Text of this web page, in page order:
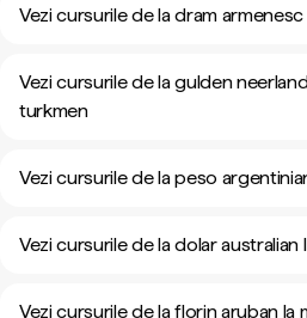
Vezi cursurile de la dram
Vezi cursurile de la gulden
turkmen
Vezi cursurile de la peso
Vezi cursurile de la dolar australian
Vezi cursurile de la florin aruban la